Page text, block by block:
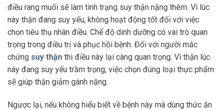
điều rang muối sẽ làm tình trạng suy thận nặng thêm. Vì lúc
này thận đang suy yếu, không hoạt động tốt đối với việc
chọn tiêu thụ nhân điều. Chế độ dinh dưỡng có vai trò quan
trọng trong điều trị và phục hồi bệnh. Đối với người mắc
chứng suy thận thì điều này lại càng quan trọng. Vì thận lúc
này đang suy yếu trầm trọng, việc chọn đúng loại thực phẩm
sẽ giúp thận giảm gánh nặng.
Ngược lại, nếu không hiểu biết về bệnh này mà dùng thức ăn